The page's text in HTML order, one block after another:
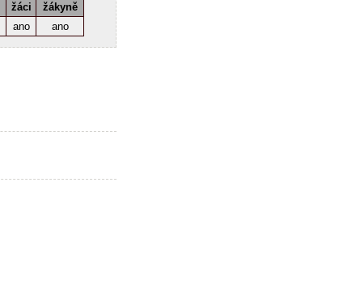
žáci
žákyně
ano ano